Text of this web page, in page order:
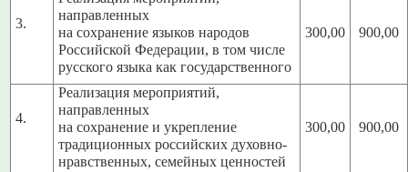
3.
направленных
на сохранение языков народов
Российской Федерации, в том числе
русского языка как государственного
300,00 900,00
4.
Реализация мероприятий,
направленных
на сохранение и укрепление
традиционных российских духовно-
нравственных, семейных ценностей
300,00 900,00